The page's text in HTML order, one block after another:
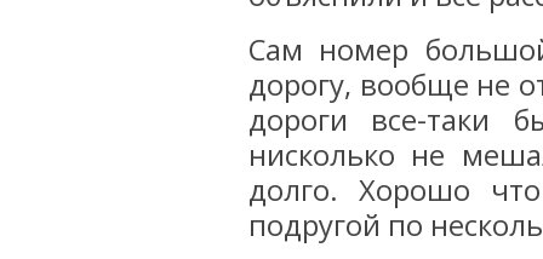
Сам номер
дорогу, вообще не
дороги все-таки
нисколько не
долго. Хорошо
подругой по